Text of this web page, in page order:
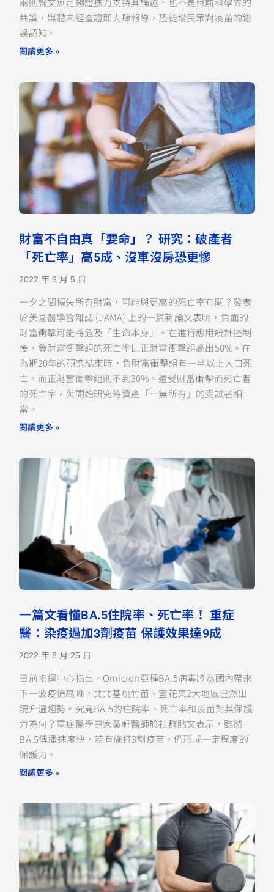
共識，媒體未經查證即大肆報導，恐徒增民眾對疫苗的錯
誤認知。
閱讀更多 »
財富不自由真「要命」？ 研究：破產者
「死亡率」高5成、沒車沒房恐更慘
2022 年 9 月 5 日
一夕之間損失所有財富，可能與更高的死亡率有關？發表
於美國醫學會雜誌 (JAMA) 上的一篇新論文表明，負面的
財富衝擊可能將危及「生命本身」。在進行應用統計控制
後，負財富衝擊組的死亡率比正財富衝擊組高出50%。在
為期20年的研究結束時，負財富衝擊組有一半以上人口死
亡，而正財富衝擊組則不到30%。遭受財富衝擊而死亡者
的死亡率，與開始研究時資產「一無所有」的受試者相
當。
閱讀更多 »
一篇文看懂BA.5住院率、死亡率！ 重症
醫：染疫過加3劑疫苗 保護效果達9成
2022 年 8 月 25 日
日前指揮中心指出，Omicron亞種BA.5病毒將為國內帶來
下一波疫情高峰，北北基桃竹苗、宜花東2大地區已然出
現升溫趨勢。究竟BA.5的住院率、死亡率和疫苗對其保護
力為何？重症醫學專家黃軒醫師於社群貼文表示，雖然
BA.5傳播速度快，若有施打3劑疫苗，仍形成一定程度的
保護力。
閱讀更多 »